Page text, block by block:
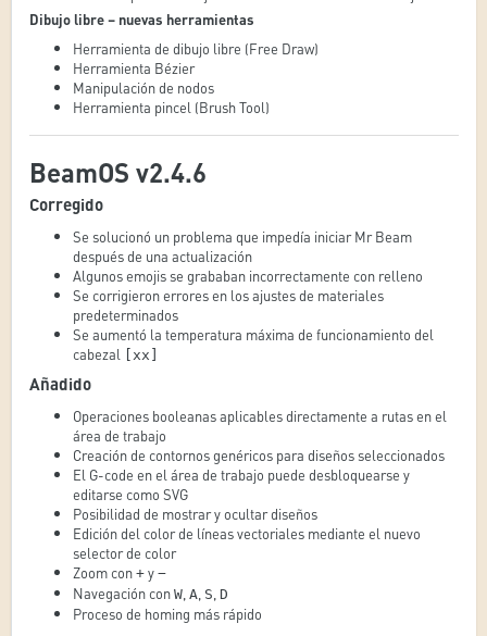
Dibujo libre – nuevas herramientas
Herramienta de dibujo libre (Free Draw)
Herramienta Bézier
Manipulación de nodos
Herramienta pincel (Brush Tool)
BeamOS v2.4.6
Corregido
Se solucionó un problema que impedía iniciar Mr Beam
después de una actualización
Algunos emojis se grababan incorrectamente con relleno
Se corrigieron errores en los ajustes de materiales
predeterminados
Se aumentó la temperatura máxima de funcionamiento del
cabezal
[xx]
Añadido
Operaciones booleanas aplicables directamente a rutas en el
área de trabajo
Creación de contornos genéricos para diseños seleccionados
El G-code en el área de trabajo puede desbloquearse y
editarse como SVG
Posibilidad de mostrar y ocultar diseños
Edición del color de líneas vectoriales mediante el nuevo
selector de color
Zoom con + y −
Navegación con W, A, S, D
Proceso de homing más rápido